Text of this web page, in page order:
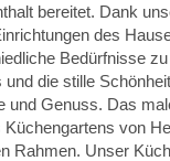
bereitet. Dank
des
Bedürfnisse
und die stille
und Genuss. Das
Küchengartens von
Rahmen. Unser